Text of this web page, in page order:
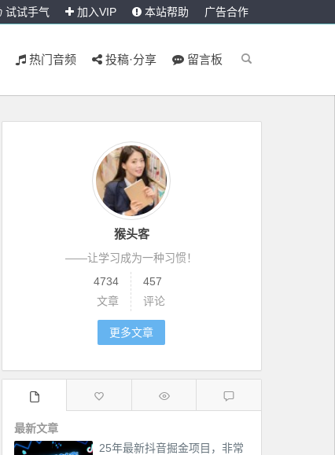
试试手气 加入VIP 本站帮助 广告合作
热门音频 投稿·分享 留言板
猴头客
——让学习成为一种习惯！
4734
文章
457
评论
更多文章
最新文章
25年最新抖音掘金项目，非常